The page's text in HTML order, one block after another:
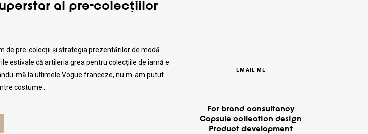
al pre-colecțiilor
de pre-colecții și strategia prezentărilor de modă
estivale că artileria grea pentru colecțiile de iarnă e
mă la ultimele Vogue franceze, nu m-am putut
costume…
EMAIL ME
For brand consultancy
Capsule collection design
Product development